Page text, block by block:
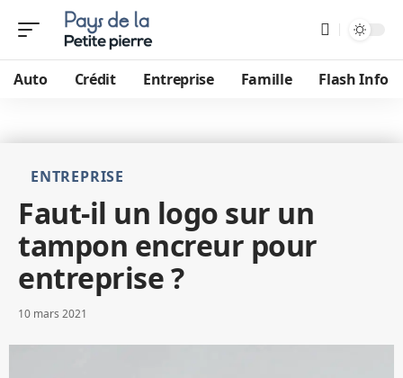
Auto Crédit Entreprise Famille Flash Info
ENTREPRISE
Faut-il un logo sur un
tampon encreur pour
entreprise ?
10 mars 2021